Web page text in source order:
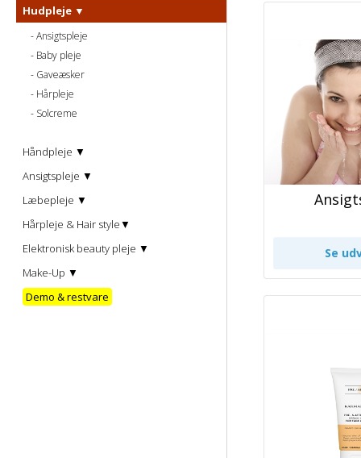
Hudpleje ▼
Ansigtspleje
Baby pleje
Gaveæsker
Hårpleje
Solcreme
Håndpleje ▼
Ansigtspleje ▼
Læbepleje ▼
Hårpleje & Hair style▼
Elektronisk beauty pleje ▼
Make-Up ▼
Demo & restvare